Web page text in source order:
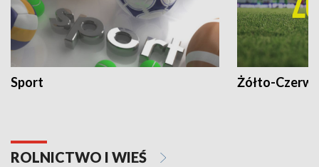
Sport Żółto-
ROLNICTWO I WIEŚ